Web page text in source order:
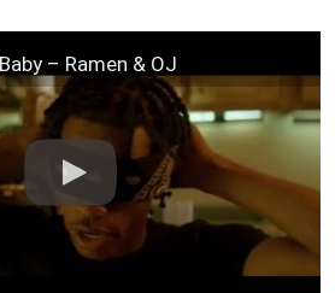
– Ramen & OJ